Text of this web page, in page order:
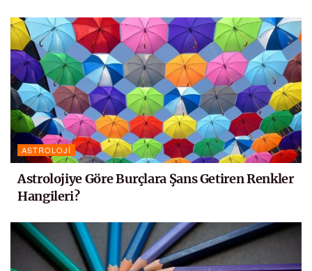
ASTROLOJI
Astrolojiye Göre Burçlara Şans Getiren Renkler
Hangileri?